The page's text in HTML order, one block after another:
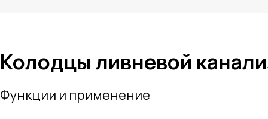
Колодцы ливневой
Функции и применение